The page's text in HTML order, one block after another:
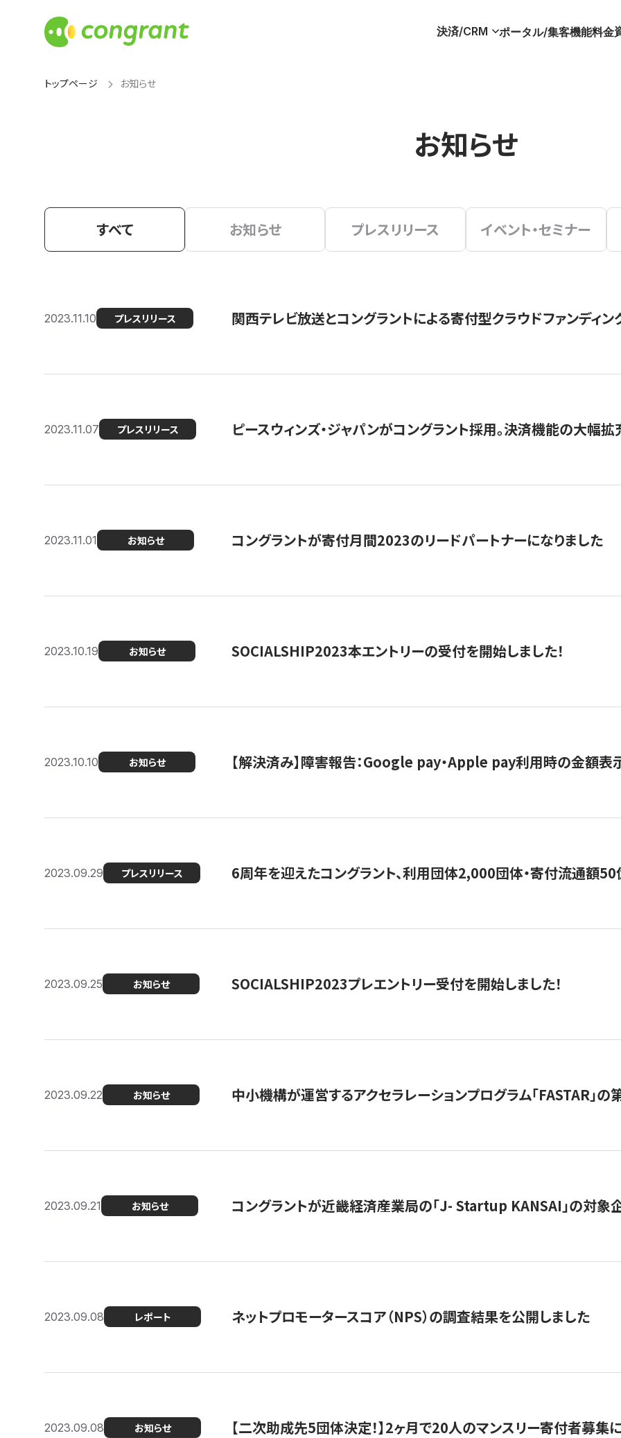
決済/CRM ポータル/集客機能料金
トップページ お知らせ
お知らせ
すべて お知らせ プレスリリース イベント・セミナー
2023.11.10 プレスリリース 関西テレビ放送とコングラントによる寄付型クラウドファンディ
2023.11.07 プレスリリース ピースウィンズ・ジャパンがコングラント採用。決済機能の大幅
2023.11.01 お知らせ コングラントが寄付月間2023のリードパートナーになりました
2023.10.19 お知らせ SOCIALSHIP2023本エントリーの受付を開始しました！
2023.10.10 お知らせ 【解決済み】障害報告：Google pay・Apple pay利用時の金額表
2023.09.29 プレスリリース 6周年を迎えたコングラント、利用団体2,000団体・寄付流通額50
2023.09.25 お知らせ SOCIALSHIP2023プレエントリー受付を開始しました！
2023.09.22 お知らせ 中小機構が運営するアクセラレーションプログラム「FASTAR」
2023.09.21 お知らせ コングラントが近畿経済産業局の「J- Startup KANSAI」の対象
2023.09.08 レポート ネットプロモータースコア（NPS）の調査結果を公開しました
2023.09.08 お知らせ 【二次助成先5団体決定！】2ヶ月で20人のマンスリー寄付者募集